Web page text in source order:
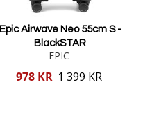
Epic Airwave Neo 55cm S -
BlackSTAR
EPIC
Reducerat
978 KR 1 399 KR